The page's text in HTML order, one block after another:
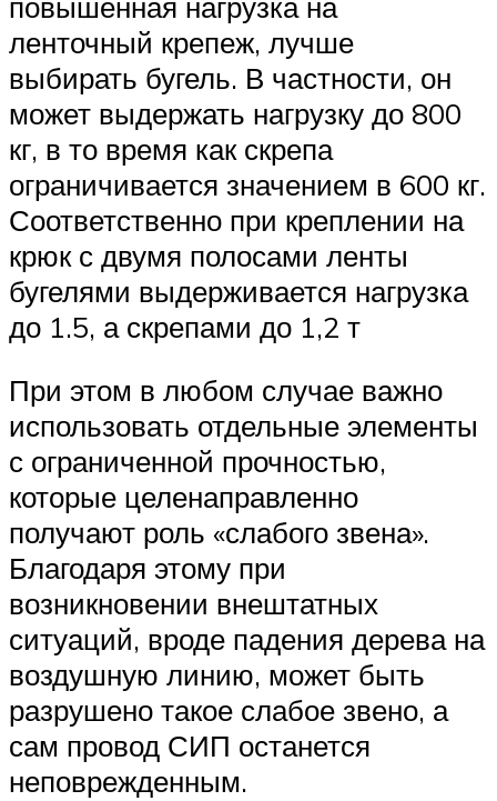
ленточный крепеж, лучше
выбирать бугель. В частности, он
может выдержать нагрузку до 800
кг, в то время как скрепа
ограничивается значением в 600 кг.
Соответственно при креплении на
крюк с двумя полосами ленты
бугелями выдерживается нагрузка
до 1.5, а скрепами до 1,2 т
При этом в любом случае важно
использовать отдельные элементы
с ограниченной прочностью,
которые целенаправленно
получают роль «слабого звена».
Благодаря этому при
возникновении внештатных
ситуаций, вроде падения дерева на
воздушную линию, может быть
разрушено такое слабое звено, а
сам провод СИП останется
неповрежденным.